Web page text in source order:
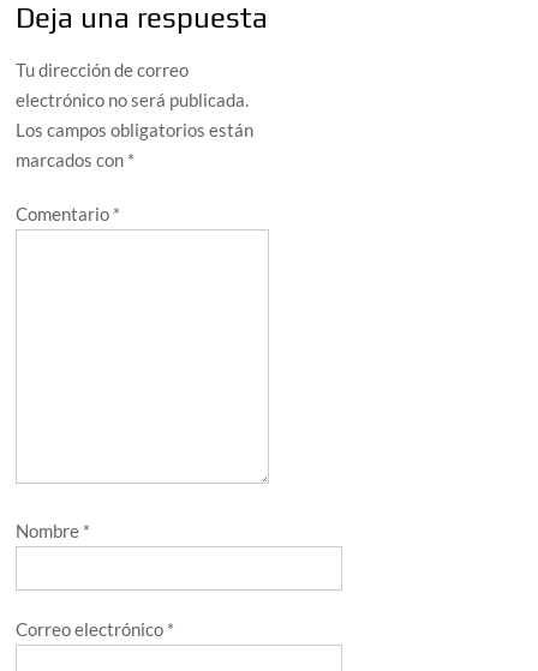
Deja una respuesta
Tu dirección de correo
electrónico no será publicada.
Los campos obligatorios están
marcados con *
Comentario *
Nombre *
Correo electrónico *